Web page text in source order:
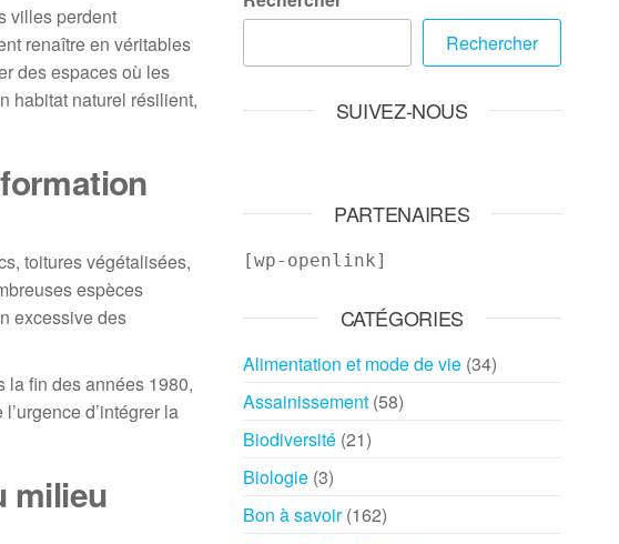
villes perdent
renaître en véritables
des espaces où les
habitat naturel résilient,
toitures végétalisées,
espèces
excessive des
la fin des années 1980,
d’intégrer la
milieu
Rechercher
SUIVEZ-NOUS
PARTENAIRES
[wp-openlink]
CATÉGORIES
Alimentation et mode de vie(34)
Assainissement(58)
Biodiversité(21)
Biologie(3)
Bon à savoir(162)